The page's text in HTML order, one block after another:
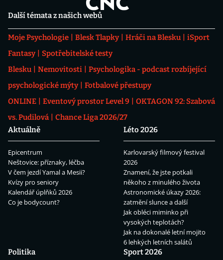
Další témata z našich webů
Moje Psychologie Blesk Tlapky Hráči na Blesku
iSport
Fantasy
Spotřebitelské testy
Blesku
Nemovitosti
Psychologika - podcast rozbíjející
psychologické mýty
Fotbalové přestupy
ONLINE
Eventový prostor Level 9
OKTAGON 92: Szabová
vs. Pudilová
Chance Liga 2026/27
Aktuálně
Epicentrum
Neštovice: příznaky, léčba
V čem jezdí Yamal a Mesii?
Kvízy pro seniory
Kalendář úplňků 2026
Co je bodycount?
Léto 2026
Karlovarský filmový festival
2026
Znamení, že jste potkali
někoho z minulého života
Astronomické úkazy 2026:
zatmění slunce a další
Jak obléci miminko při
vysokých teplotách?
Jak na dokonalé letní mojito
6 lehkých letních salátů
Politika
Sport 2026